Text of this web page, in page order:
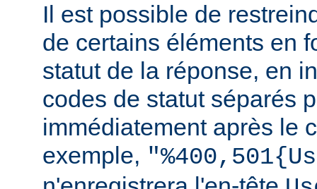
Il est possible de
de certains éléments en
statut de la réponse, en
codes de statut séparés
immédiatement après le
exemple,